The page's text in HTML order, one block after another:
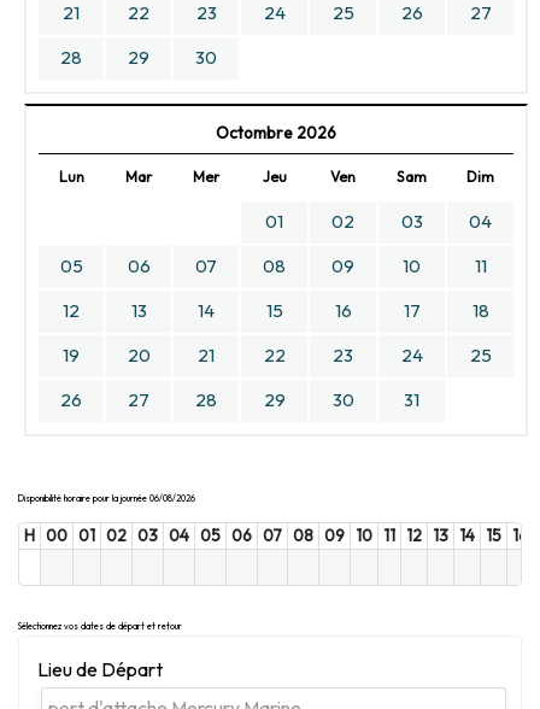
21
22 23 24 25 26
27
28
29 30
Octombre 2026
Lun Mar Mer Jeu Ven Sam Dim
01 02 03
04
05
06 07 08 09 10
11
12
13 14 15 16 17
18
19
20 21 22 23 24
25
26
27 28 29 30 31
Disponibilité horaire pour la journée 06/08/2026
H 00 01 02 03 04 05 06 07 08 09 10 11 12 13 14 15 16
Sélectionnez vos dates de départ et retour
Lieu de Départ